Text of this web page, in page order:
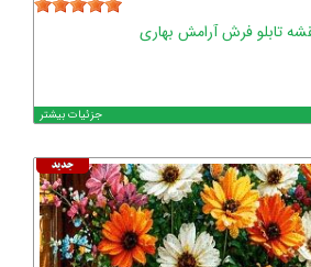
تابلو فرش آرامش بهاری
جزئیات بیشتر